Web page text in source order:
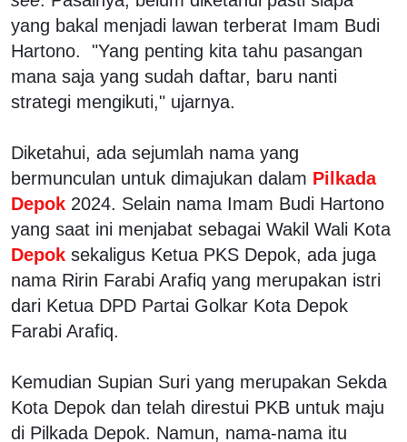
yang bakal menjadi lawan terberat Imam Budi
Hartono. "Yang penting kita tahu pasangan
mana saja yang sudah daftar, baru nanti
strategi mengikuti," ujarnya.
Diketahui, ada sejumlah nama yang
bermunculan untuk dimajukan dalam Pilkada
Depok 2024. Selain nama Imam Budi Hartono
yang saat ini menjabat sebagai Wakil Wali Kota
Depok sekaligus Ketua PKS Depok, ada juga
nama Ririn Farabi Arafiq yang merupakan istri
dari Ketua DPD Partai Golkar Kota Depok
Farabi Arafiq.
Kemudian Supian Suri yang merupakan Sekda
Kota Depok dan telah direstui PKB untuk maju
di Pilkada Depok. Namun, nama-nama itu